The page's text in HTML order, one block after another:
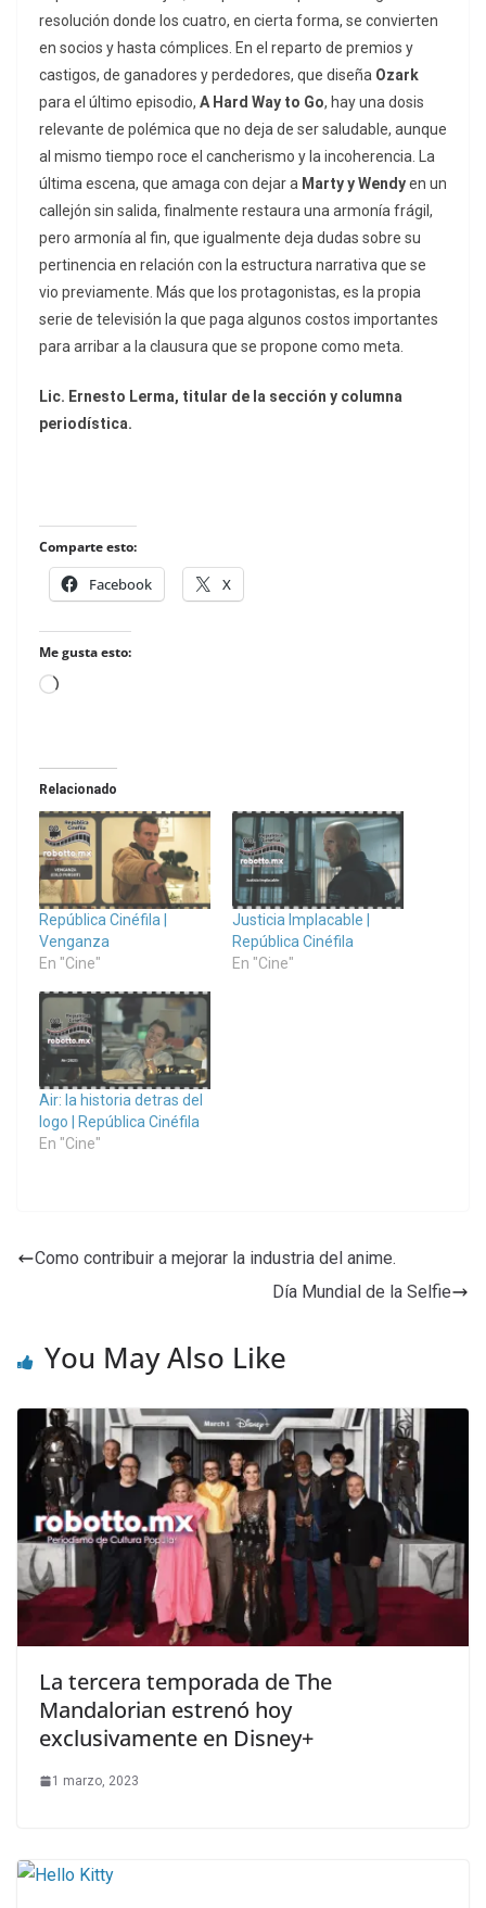
resolución donde los cuatro, en cierta forma, se convierten
en socios y hasta cómplices. En el reparto de premios y
castigos, de ganadores y perdedores, que diseña Ozark
para el último episodio, A Hard Way to Go, hay una dosis
relevante de polémica que no deja de ser saludable, aunque
al mismo tiempo roce el cancherismo y la incoherencia. La
última escena, que amaga con dejar a Marty y Wendyen un
callejón sin salida, finalmente restaura una armonía frágil,
pero armonía al fin, que igualmente deja dudas sobre su
pertinencia en relación con la estructura narrativa que se
vio previamente. Más que los protagonistas, es la propia
serie de televisión la que paga algunos costos importantes
para arribar a la clausura que se propone como meta.
Lic. Ernesto Lerma, titular de la sección y columna
periodística.
Comparte esto:
Facebook X
Me gusta esto:
Loading…
Relacionado
República Cinéfila |
Venganza
En "Cine"
Justicia Implacable |
República Cinéfila
En "Cine"
Air: la historia detras del
logo | República Cinéfila
En "Cine"
Como contribuir a mejorar la industria del anime.
Día Mundial de la Selfie
You May Also Like
La tercera temporada de The
Mandalorian estrenó hoy
exclusivamente en Disney+
1 marzo, 2023